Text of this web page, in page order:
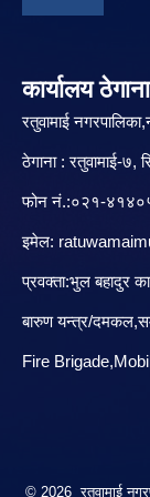
कार्यालय
रतुवामाई
ठेगाना : रतुवामाई-७,
फोन नं.:०२१-
इमेल:
प्रवक्ता:भुल बहादुर
बारु‌ण यन्त्र/
Fire
© 2026 रतुवामाई